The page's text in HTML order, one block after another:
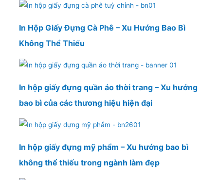
In Hộp Giấy Đựng Cà Phê – Xu Hướng Bao Bì
Không Thể Thiếu
In hộp giấy đựng quần áo thời trang – Xu hướng
bao bì của các thương hiệu hiện đại
In hộp giấy đựng mỹ phẩm – Xu hướng bao bì
không thể thiếu trong ngành làm đẹp